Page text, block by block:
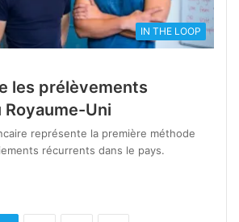
IN THE LOOP
les prélèvements
Royaume-Uni
représente la première méthode
récurrents dans le pays.